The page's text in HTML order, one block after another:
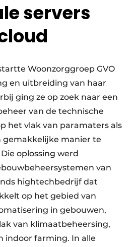
servers
Woonzorggroep GVO
en uitbreiding van haar
ging ze op zoek naar een
van de technische
het vlak van paramaters als
gemakkelijke manier te
oplossing werd
van
hightechbedrijf dat
op het gebied van
in gebouwen,
van klimaatbeheersing,
indoor farming. In alle